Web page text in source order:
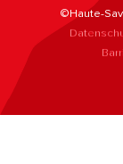
©Haute-